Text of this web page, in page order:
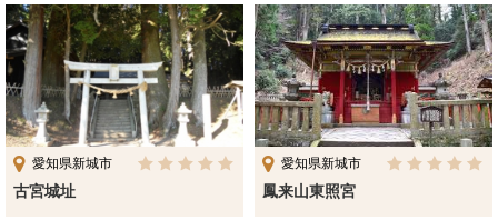
愛知県新城市
古宮城址
愛知県新城市
鳳来山東照宮